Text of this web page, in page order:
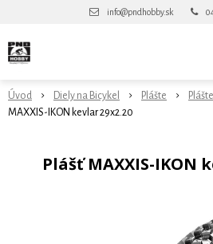
info@pndhobby.sk
Úvod Diely na Bicykel Plášte
MAXXIS-IKON kevlar 29x2.20
Plášť MAXXIS-IKON